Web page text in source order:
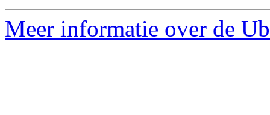
Meer informatie over de